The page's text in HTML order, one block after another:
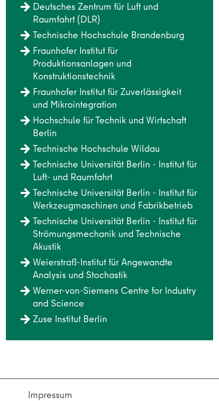
Deutsches Zentrum für Luft und
Raumfahrt (DLR)
Technische Hochschule Brandenburg
Fraunhofer Institut für
Produktionsanlagen und
Konstruktionstechnik
Fraunhofer Institut für Zuverlässigkeit
und Mikrointegration
Hochschule für Technik und Wirtschaft
Berlin
Technische Hochschule Wildau
Technische Universität Berlin - Institut für
Luft- und Raumfahrt
Technische Universität Berlin - Institut für
Werkzeugmaschinen und Fabrikbetrieb
Technische Universität Berlin - Institut für
Strömungsmechanik und Technische
Akustik
Weierstraß-Institut für Angewandte
Analysis und Stochastik
Werner-von-Siemens Centre for Industry
and Science
Zuse Institut Berlin
Impressum